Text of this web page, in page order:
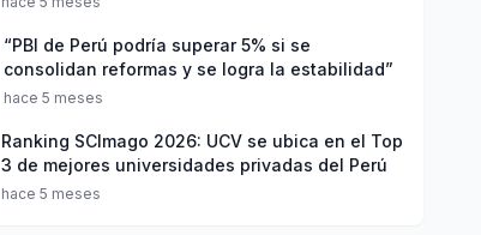
“PBI de Perú podría superar 5% si se
consolidan reformas y se logra la estabilidad”
hace 5 meses
Ranking SCImago 2026: UCV se ubica en el Top
3 de mejores universidades privadas del Perú
hace 5 meses